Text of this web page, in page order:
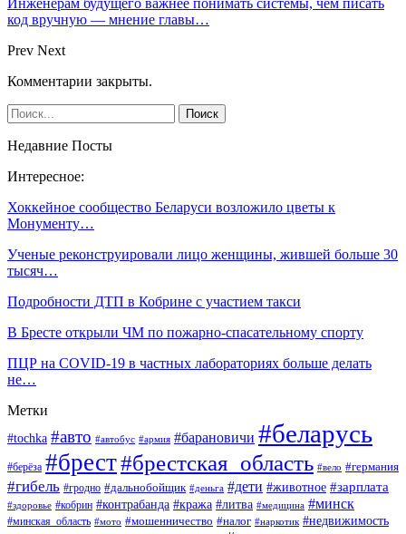
код вручную — мнение главы…
Prev Next
Комментарии закрыты.
Недавние Посты
Интересное:
Хоккейное сообщество Беларуси возложило цветы к
Монументу…
Ученые реконструировали лицо женщины, жившей больше 30
тысяч…
Подробности ДТП в Кобрине с участием такси
В Бресте открыли ЧМ по пожарно-спасательному спорту
ПЦР на COVID-19 в частных лабораториях больше делать
не…
Метки
#tochka #авто #автобус #армия #барановичи #беларусь
#берёза #брест#брестская_область #вело #германия
#гибель #гродно #дальнобойщик #деньга #дети #животное #зарплата
#здоровье #кобрин #контрабанда #кража #литва #медицина #минск
#минская_область #мото #мошенничество #налог #наркотик #недвижимость